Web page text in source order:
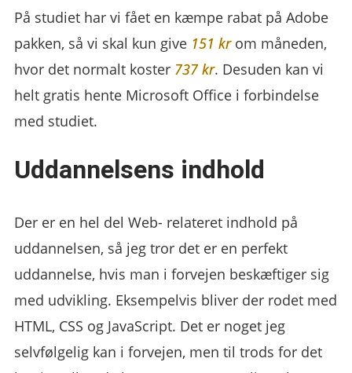
På studiet har vi fået en kæmpe rabat på Adobe
pakken, så vi skal kun give 151 krom måneden,
hvor det normalt koster 737 kr. Desuden kan vi
helt gratis hente Microsoft Office i forbindelse
med studiet.
Uddannelsens indhold
Der er en hel del Web- relateret indhold på
uddannelsen, så jeg tror det er en perfekt
uddannelse, hvis man i forvejen beskæftiger sig
med udvikling. Eksempelvis bliver der rodet med
HTML, CSS og JavaScript. Det er noget jeg
selvfølgelig kan i forvejen, men til trods for det